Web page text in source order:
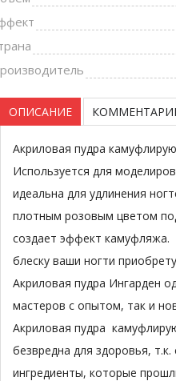
ОПИСАНИЕ
Акриловая пудра
Используется для
идеальна для удлинения
плотным розовым цветом
создает эффект
блеску ваши ногти
Акриловая пудра Ингарден
мастеров с опытом, так и
Акриловая пудра
безвредна для здоровья,
ингредиенты, которые